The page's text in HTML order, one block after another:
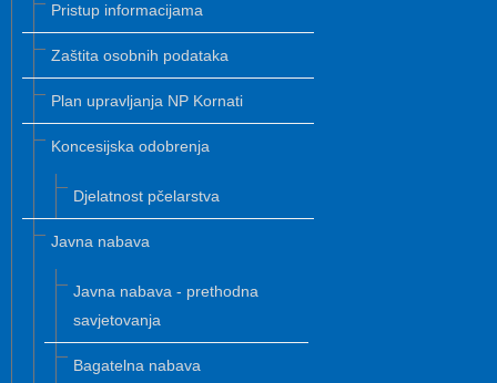
Pristup informacijama
Zaštita osobnih podataka
Plan upravljanja NP Kornati
Koncesijska odobrenja
Djelatnost pčelarstva
Javna nabava
Javna nabava - prethodna
savjetovanja
Bagatelna nabava